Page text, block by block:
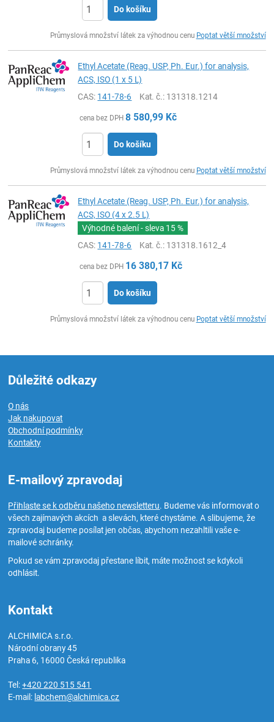
Do košíku
Průmyslová množství látek za výhodnou cenu Poptat větší množství
Ethyl Acetate (Reag. USP, Ph. Eur.) for analysis,
ACS, ISO (1 x 5 L)
CAS: 141-78-6 Kat. č.: 131318.1214
cena bez DPH 8 580,99 Kč
Do košíku
Průmyslová množství látek za výhodnou cenu Poptat větší množství
Ethyl Acetate (Reag. USP, Ph. Eur.) for analysis,
ACS, ISO (4 x 2.5 L)
Výhodné balení - sleva 15 %
CAS: 141-78-6 Kat. č.: 131318.1612_4
cena bez DPH 16 380,17 Kč
Do košíku
Průmyslová množství látek za výhodnou cenu Poptat větší množství
Důležité odkazy
O nás
Jak nakupovat
Obchodní podmínky
Kontakty
E-mailový zpravodaj
Přihlaste se k odběru našeho newsletteru. Budeme vás informovat o
všech zajímavých akcích a slevách, které chystáme. A slibujeme, že
zpravodaj budeme posílat jen občas, abychom nezahltili vaše e-
mailové schránky.
Pokud se vám zpravodaj přestane líbit, máte možnost se kdykoli
odhlásit.
Kontakt
ALCHIMICA s.r.o.
Národní obrany 45
Praha 6, 16000Česká republika
Tel:+420 220 515 541
E-mail: labchem@alchimica.cz